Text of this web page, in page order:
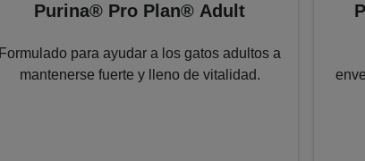
Purina® Pro Plan® Adult
Formulado para ayudar a los gatos adultos a
mantenerse fuerte y lleno de vitalidad.